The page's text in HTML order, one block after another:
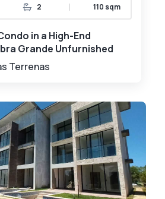
2 | 110 sqm
in a High-End
Grande Unfurnished
Terrenas